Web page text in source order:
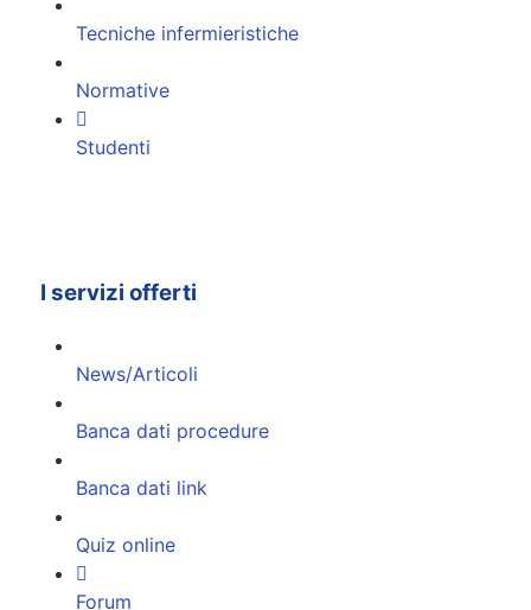
Tecniche infermieristiche
Normative
Studenti
I servizi offerti
News/Articoli
Banca dati procedure
Banca dati link
Quiz online
Forum